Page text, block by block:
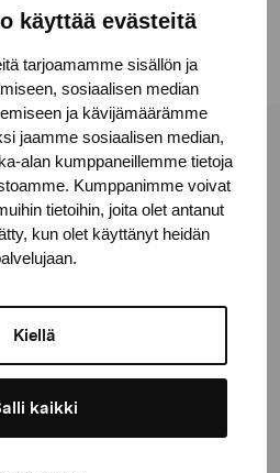
käyttää evästeitä
tarjoamamme sisällön ja
sosiaalisen median
ja kävijämäärämme
jaamme sosiaalisen median,
alan kumppaneillemme tietoja
Kumppanimme voivat
tietoihin, joita olet antanut
kun olet käyttänyt heidän
Kiellä
kaikki